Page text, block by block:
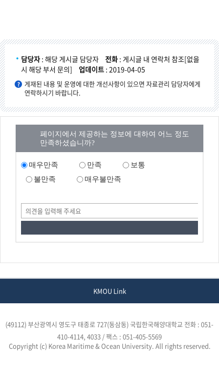
담당자 : 해당 게시글 담당자 전화 : 게시글 내 연락처 참조[없을
시 해당 부서 문의]
업데이트 : 2019-04-05
게재된 내용 및 운영에 대한 개선사항이 있으면 자료관리 담당자에게
연락하시기 바랍니다.
페이지에서 제공하는 정보에 대하여 어느 정도
만족하셨습니까?
매우만족 만족
보통
불만족
매우불만족
KMOU Link
(49112) 부산광역시 영도구 태종로 727(동삼동) 국립한국해양대학교 전화 : 051-
410-4114, 4033 / 팩스 : 051-405-5569
Copyright (c) Korea Maritime & Ocean University. All rights reserved.